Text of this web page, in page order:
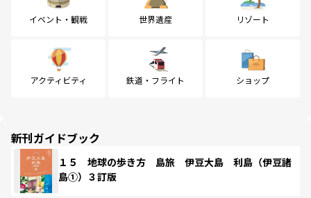
イベント・観戦 世界遺産 リゾート
アクティビティ 鉄道・フライト ショップ
新刊ガイドブック
１５ 地球の歩き方 島旅 伊豆大島 利島（伊豆諸
島①）３訂版